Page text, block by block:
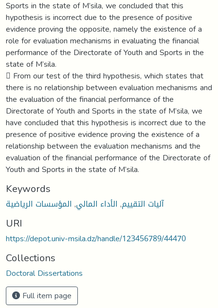
Keywords
آليات التقييم, الأداء المالي, المؤسسات الرياضية
URI
https://depot.univ-msila.dz/handle/123456789/44470
Collections
Doctoral Dissertations
Full item page